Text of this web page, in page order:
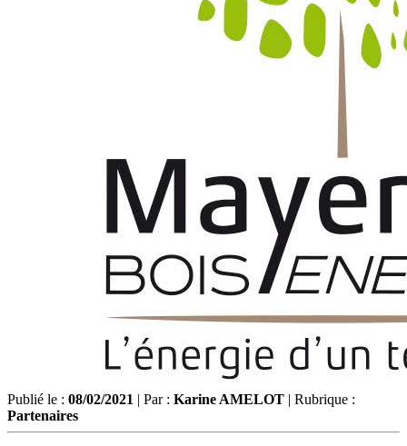
Publié le : 08/02/2021 | Par : Karine AMELOT | Rubrique :
Partenaires